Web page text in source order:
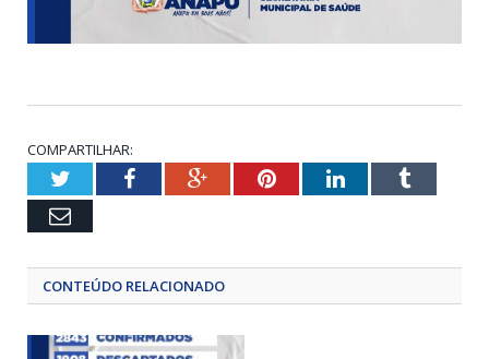
COMPARTILHAR:
TwitterFacebookGoogle+PinterestLinkedInTumblr
Email
CONTEÚDO RELACIONADO